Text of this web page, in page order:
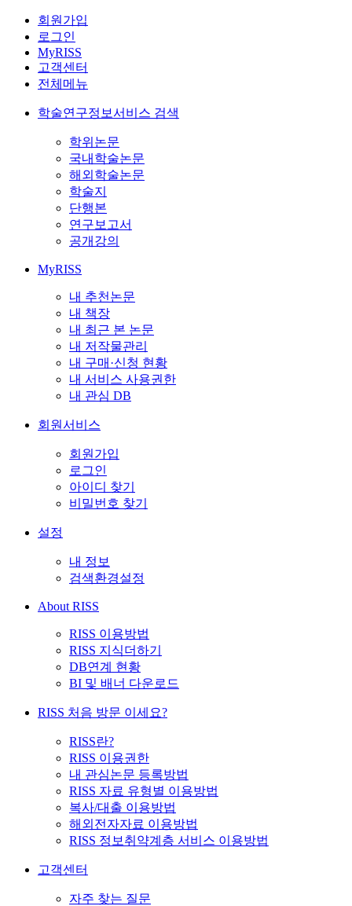
회원가입
로그인
MyRISS
고객센터
전체메뉴
학술연구정보서비스 검색
학위논문
국내학술논문
해외학술논문
학술지
단행본
연구보고서
공개강의
MyRISS
내 추천논문
내 책장
내 최근 본 논문
내 저작물관리
내 구매·신청 현황
내 서비스 사용권한
내 관심 DB
회원서비스
회원가입
로그인
아이디 찾기
비밀번호 찾기
설정
내 정보
검색환경설정
About RISS
RISS 이용방법
RISS 지식더하기
DB연계 현황
BI 및 배너 다운로드
RISS 처음 방문 이세요?
RISS란?
RISS 이용권한
내 관심논문 등록방법
RISS 자료 유형별 이용방법
복사/대출 이용방법
해외전자자료 이용방법
RISS 정보취약계층 서비스 이용방법
고객센터
자주 찾는 질문